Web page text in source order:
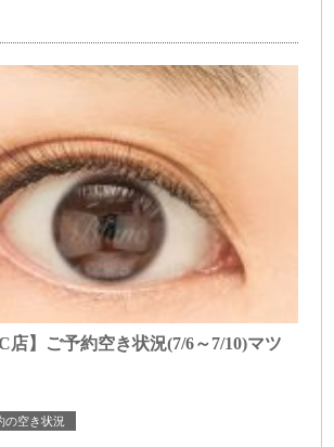
店】ご予約空き状況(7/6～7/10)マツ
の空き状況